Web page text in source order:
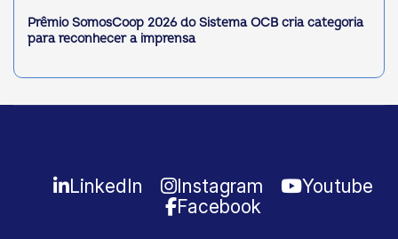
Prêmio SomosCoop 2026 do Sistema OCB cria categoria
para reconhecer a imprensa
LinkedIn Instagram
Youtube
Facebook